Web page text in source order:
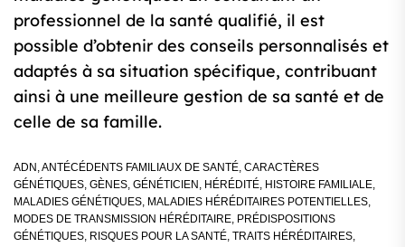
professionnel de la santé qualifié, il est
possible d’obtenir des conseils personnalisés et
adaptés à sa situation spécifique, contribuant
ainsi à une meilleure gestion de sa santé et de
celle de sa famille.
ADN ,ANTÉCÉDENTS FAMILIAUX DE SANTÉ, CARACTÈRES
GÉNÉTIQUES, GÈNES, GÉNÉTICIEN , HÉRÉDITÉ, HISTOIRE FAMILIALE,
MALADIES GÉNÉTIQUES, MALADIES HÉRÉDITAIRES POTENTIELLES,
MODES DE TRANSMISSION HÉRÉDITAIRE, PRÉDISPOSITIONS
GÉNÉTIQUES, RISQUES POUR LA SANTÉ, TRAITS HÉRÉDITAIRES,